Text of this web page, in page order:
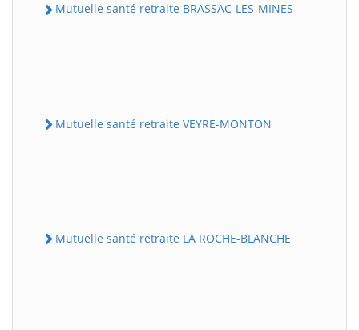
Mutuelle santé retraite BRASSAC-LES-MINES
Mutuelle santé retraite VEYRE-MONTON
Mutuelle santé retraite LA ROCHE-BLANCHE